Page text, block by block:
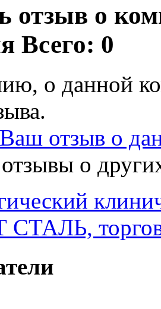
отзыв о
Всего: 0
о данной
отзыв о
о